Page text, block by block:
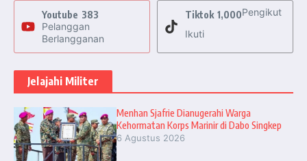
Youtube 383
Pelanggan
Berlangganan
Tiktok 1,000Pengikut
Ikuti
Jelajahi Militer
Menhan Sjafrie Dianugerahi Warga
Kehormatan Korps Marinir di Dabo Singkep
6 Agustus 2026